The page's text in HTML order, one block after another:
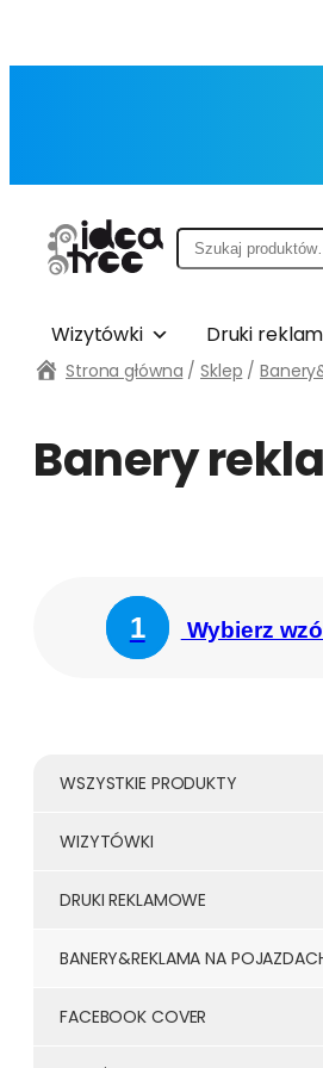
Szukaj
Wizytówki Druki
Strona główna / Sklep /
Banery
1 Wybierz
WSZYSTKIE PRODUKTY
WIZYTÓWKI
DRUKI REKLAMOWE
BANERY&REKLAMA NA
FACEBOOK COVER